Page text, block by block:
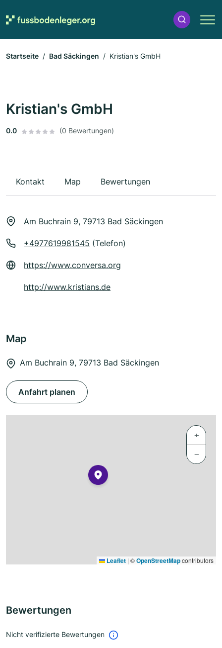
Startseite Bad Säckingen Kristian's GmbH
Kristian's GmbH
0.0 (0 Bewertungen)
Kontakt Map Bewertungen
Am Buchrain 9, 79713 Bad Säckingen
+4977619981545 (Telefon)
https://www.conversa.org
http://www.kristians.de
Map
Am Buchrain 9, 79713 Bad Säckingen
Anfahrt planen
+
−
Leaflet | ©OpenStreetMapcontributors
Bewertungen
Nicht verifizierte Bewertungen